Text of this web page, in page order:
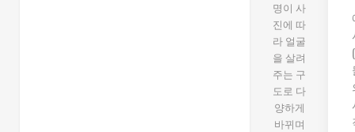
명이 사
진에 따
라 얼굴
을 살려
주는 구
도로 다
양하게
바뀌며